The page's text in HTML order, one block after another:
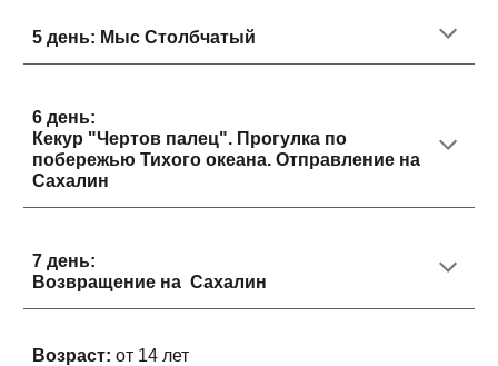
5 день: Мыс Столбчатый
6 день:
Кекур "Чертов палец". Прогулка по
побережью Тихого океана. Отправление на
Сахалин
7 день:
Возвращение наСахалин
Возраст: от 14 лет